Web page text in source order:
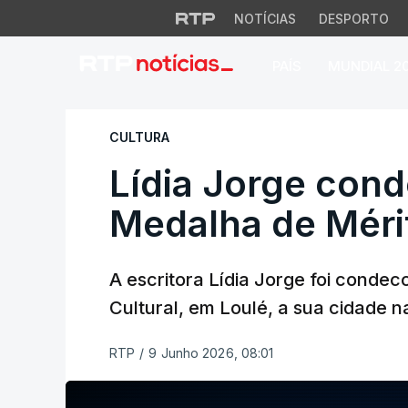
NOTÍCIAS DESPORTO
Lídia Jorge
CULTURA
Lídia Jorge
Medalha de
A escritora Lídia Jorge foi
Cultural, em Loulé, a sua cidade
RTP / 9 Junho 2026, 08:01